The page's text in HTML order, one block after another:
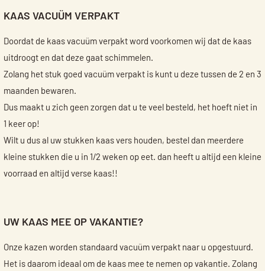
KAAS VACUÜM VERPAKT
Doordat de kaas vacuüm verpakt word voorkomen wij dat de kaas
uitdroogt en dat deze gaat schimmelen.
Zolang het stuk goed vacuüm verpakt is kunt u deze tussen de 2 en 3
maanden bewaren.
Dus maakt u zich geen zorgen dat u te veel besteld, het hoeft niet in
1 keer op!
Wilt u dus al uw stukken kaas vers houden, bestel dan meerdere
kleine stukken die u in 1/2 weken op eet. dan heeft u altijd een kleine
voorraad en altijd verse kaas!!
UW KAAS MEE OP VAKANTIE?
Onze kazen worden standaard vacuüm verpakt naar u opgestuurd.
Het is daarom ideaal om de kaas mee te nemen op vakantie. Zolang